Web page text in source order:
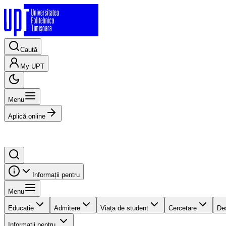
Caută
My UPT
Menu
Aplică online
Informații pentru
Menu
Educație Admitere Viața de student Cercetare